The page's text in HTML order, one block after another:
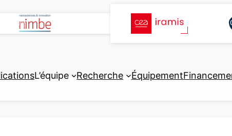
L’équipe Recherche Équipement